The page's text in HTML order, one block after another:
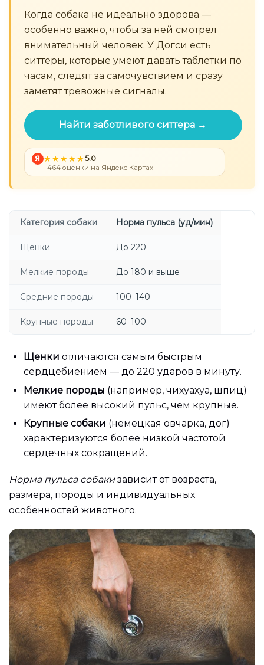
Когда собака не идеально здорова —
особенно важно, чтобы за ней смотрел
внимательный человек. У Догси есть
ситтеры, которые умеют давать таблетки по
часам, следят за самочувствием и сразу
заметят тревожные сигналы.
Найти заботливого ситтера →
Я 5.0
464 оценки на Яндекс Картах
Категория собаки Норма пульса (уд/мин)
Щенки До 220
Мелкие породы До 180 и выше
Средние породы 100–140
Крупные породы 60–100
Щенки отличаются самым быстрым
сердцебиением — до 220 ударов в минуту.
Мелкие породы (например, чихуахуа, шпиц)
имеют более высокий пульс, чем крупные.
Крупные собаки (немецкая овчарка, дог)
характеризуются более низкой частотой
сердечных сокращений.
Норма пульса собакизависит от возраста,
размера, породы и индивидуальных
особенностей животного.